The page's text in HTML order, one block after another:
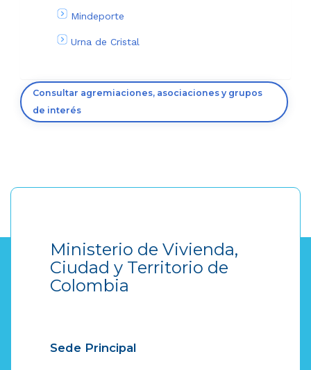
Mindeporte
Urna de Cristal
Consultar agremiaciones, asociaciones y grupos
de interés
Ministerio de Vivienda,
Ciudad y Territorio de
Colombia
Sede Principal